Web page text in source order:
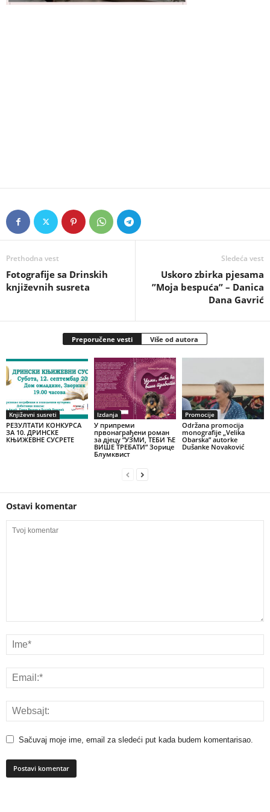
Prethodna vest
Fotografije sa Drinskih
književnih susreta
Sledeća vest
Uskoro zbirka pjesama
”Moja bespuća” – Danica
Dana Gavrić
Preporučene vesti Više od autora
Književni susreti
РЕЗУЛТАТИ КОНКУРСА
ЗА 10. ДРИНСКЕ
КЊИЖЕВНЕ СУСРЕТЕ
Izdanja
У припреми
првонаграђени роман
за дјецу ”УЗМИ, ТЕБИ ЋЕ
ВИШЕ ТРЕБАТИ” Зорице
Блумквист
Promocije
Održana promocija
monografije „Velika
Obarska” autorke
Dušanke Novaković
Ostavi komentar
Sačuvaj moje ime, email za sledeći put kada budem komentarisao.